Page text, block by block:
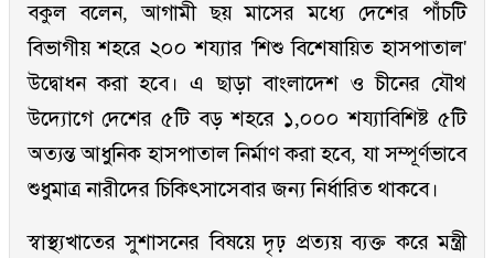
বকুল বলেন, আগামী ছয় মাসের মধ্যে দেশের পাঁচটি
বিভাগীয় শহরে ২০০ শয্যার 'শিশু বিশেষায়িত হাসপাতাল'
উদ্বোধন করা হবে। এ ছাড়া বাংলাদেশ ও চীনের যৌথ
উদ্যোগে দেশের ৫টি বড় শহরে ১,০০০ শয্যাবিশিষ্ট ৫টি
অত্যন্ত আধুনিক হাসপাতাল নির্মাণ করা হবে, যা সম্পূর্ণভাবে
শুধুমাত্র নারীদের চিকিৎসাসেবার জন্য নির্ধারিত থাকবে।
স্বাস্থ্যখাতের সুশাসনের বিষয়ে দৃঢ় প্রত্যয় ব্যক্ত করে মন্ত্রী